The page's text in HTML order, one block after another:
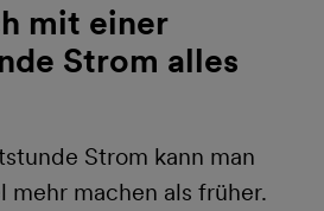
mit einer
Strom alles
Strom kann man
mehr machen als früher.